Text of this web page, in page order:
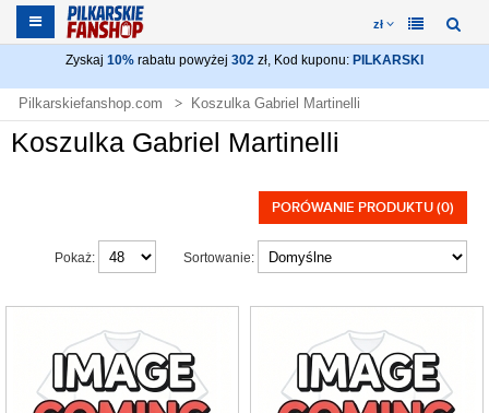
zł
Zyskaj 10% rabatu powyżej 302 zł, Kod kuponu: PILKARSKI
Pilkarskiefanshop.com Koszulka Gabriel Martinelli
Koszulka Gabriel Martinelli
PORÓWANIE PRODUKTU (0)
Sortowanie:
Pokaż: